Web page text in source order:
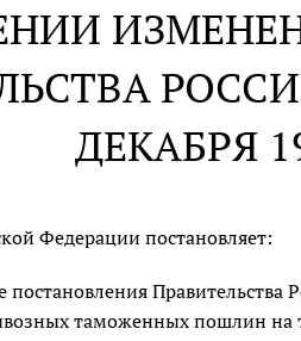
ДЕКАБРЯ
Федерации постановляет:
постановления Правительства
таможенных пошлин